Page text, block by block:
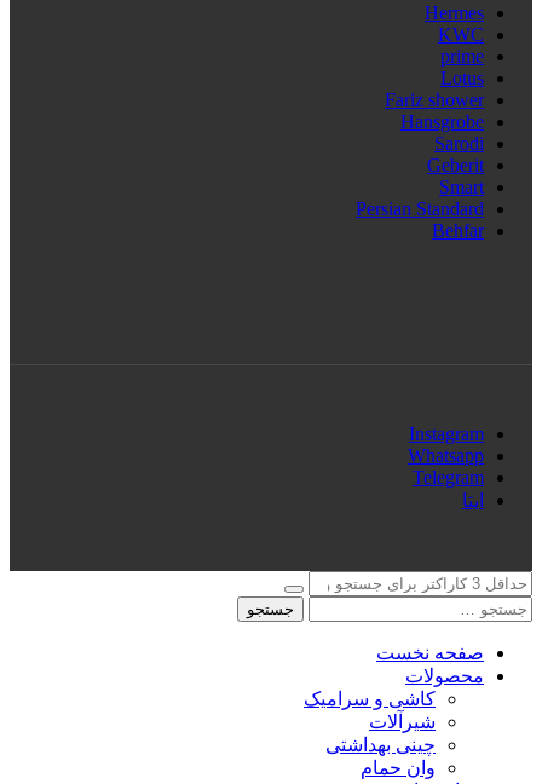
Hermes
KWC
prime
Lotus
Fariz shower
Hansgrobe
Sarodi
Geberit
Smart
Persian Standard
Behfar
Instagram
Whatsapp
Telegram
ایتا
جستجو
صفحه نخست
محصولات
کاشی و سرامیک
شیرآلات
چینی بهداشتی
وان حمام